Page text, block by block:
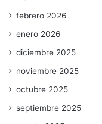
febrero 2026
enero 2026
diciembre 2025
noviembre 2025
octubre 2025
septiembre 2025